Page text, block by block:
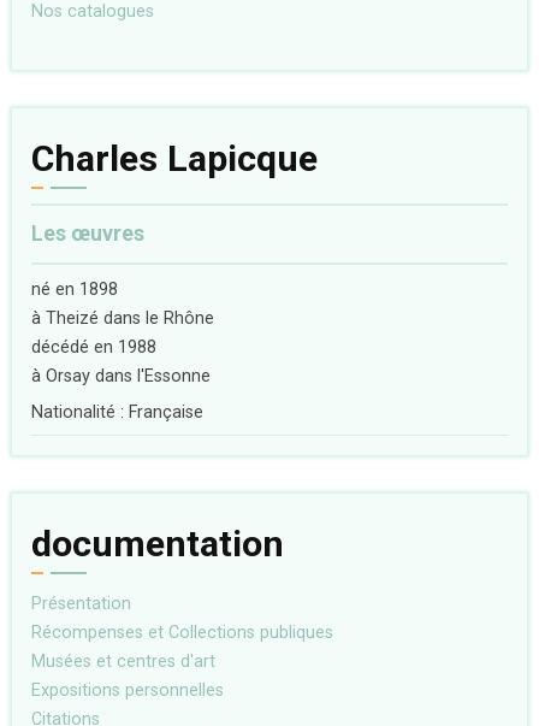
Nos catalogues
Charles Lapicque
Les œuvres
né en 1898
à Theizé dans le Rhône
décédé en 1988
à Orsay dans l'Essonne
Nationalité : Française
documentation
Présentation
Récompenses et Collections publiques
Musées et centres d'art
Expositions personnelles
Citations